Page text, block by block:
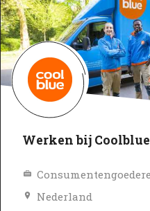
Werken bij Coolblue
Nederland